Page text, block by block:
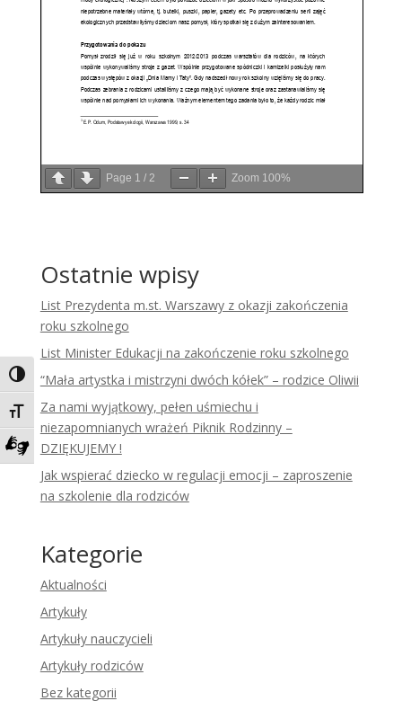
Toggle High Contrast
Toggle Font size
Zadzwoń do tłumacza języka migowego
Page 1 / 2 Zoom 100%
Ostatnie wpisy
List Prezydenta m.st. Warszawy z okazji zakończenia
roku szkolnego
List Minister Edukacji na zakończenie roku szkolnego
“Mała artystka i mistrzyni dwóch kółek” – rodzice Oliwii
Za nami wyjątkowy, pełen uśmiechu i
niezapomnianych wrażeń Piknik Rodzinny –
DZIĘKUJEMY !
Jak wspierać dziecko w regulacji emocji – zaproszenie
na szkolenie dla rodziców
Kategorie
Aktualności
Artykuły
Artykuły nauczycieli
Artykuły rodziców
Bez kategorii